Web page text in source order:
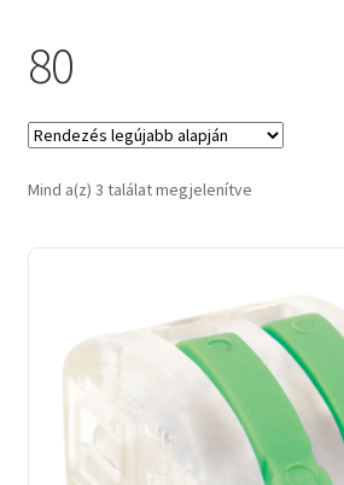
Adatvédelmi irányelvek
ajanlatkeres
80
Mind a(z) 3 találat megjelenítveSorted